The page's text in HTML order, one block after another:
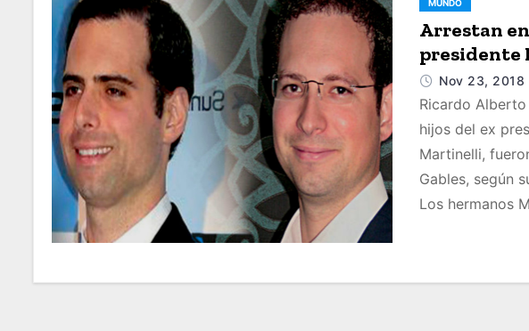
MUNDO
Arrestan
presidente
Nov 23, 2018
Ricardo
hijos del ex
Martinelli,
Gables, según
Los hermanos